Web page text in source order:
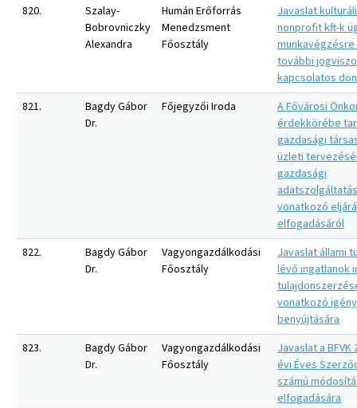
820.
Szalay-
Bobrovniczky
Alexandra
Humán Erőforrás
Menedzsment
Főosztály
Javaslat
nonprofit kft-k
további
kapcsolatos
821.
Bagdy Gábor
Dr.
Főjegyzői Iroda
A Fővárosi
érdekkörébe
gazdasági
üzleti
gazdasági
vonatkozó
elfogadásáról
822.
Bagdy Gábor
Dr.
Vagyongazdálkodási
Főosztály
Javaslat állami
lévő ingatlanok
vonatkozó igény
benyújtására
823.
Bagdy Gábor
Dr.
Vagyongazdálkodási
Főosztály
Javaslat a BFVK
évi Éves
számú
elfogadására